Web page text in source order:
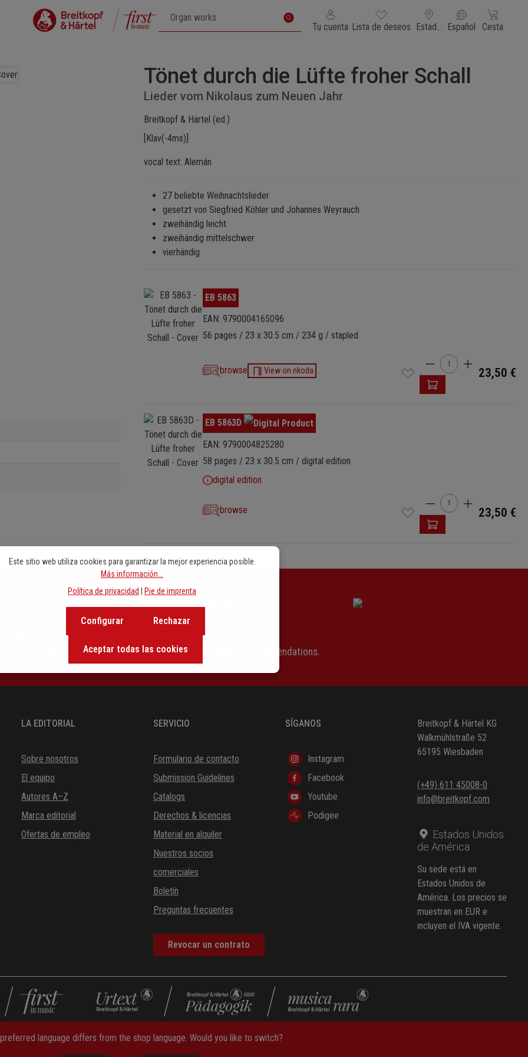
Tu cuenta Tienes 0 artículos en tu lista de deseos
Lista de deseos Estados Unidos de América
Español El carrito
Cesta
Tönet durch die Lüfte froher Schall
Lieder vom Nikolaus zum Neuen Jahr
Breitkopf & Härtel (ed.)
[Klav(-4ms)]
vocal text: Alemán
27 beliebte Weihnachtslieder
gesetzt von Siegfried Köhler und Johannes Weyrauch
zweihändig leicht
zweihändig mittelschwer
vierhändig
Omitir galería de imágenes
EB 5863
EAN: 9790004165096
56 pages / 23 x 30.5 cm / 234 g / stapled
browse View on nkoda Cantidad del
23,50 €
Omitir galería de imágenes
EB 5863D
EAN: 9790004825280
58 pages / 23 x 30.5 cm / digital edition
digital edition
browse Cantidad del
23,50 €
Newsletter signup
Our newsletter keeps you on beat. Discover new releases,
background of music and become inspired with exclusive recommendations.
LA EDITORIAL
Sobre nosotros
El equipo
Autores A–Z
Marca editorial
Ofertas de empleo
SERVICIO
Formulario de contacto
Submission Guidelines
Catalogs
Derechos & licencias
Material en alquiler
Nuestros socios
comerciales
Boletín
Preguntas frecuentes
Revocar un contrato
SÍGANOS
Instagram
Facebook
Youtube
Podigee
Breitkopf & Härtel KG
Walkmühlstraße 52
65195 Wiesbaden
(+49) 611 45008-0
info@breitkopf.com
Estados Unidos
de América
Su sede está en
Estados Unidos de
América. Los precios se
muestran en EUR e
incluyen el IVA vigente.
language differs from the shop language. Would you like to switch?
Este sitio web utiliza cookies para garantizar la mejor experiencia posible.
Más información...
Política de privacidad
Pie de imprenta
Rechazar
Configurar
Aceptar todas las cookies